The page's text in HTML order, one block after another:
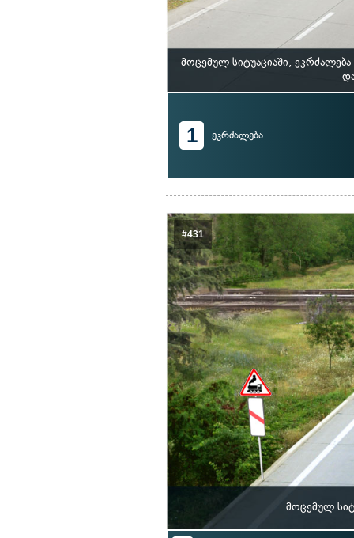
მოცემულ სიტუაციაში,
1 ეკრძალება
#431
მოცემულ